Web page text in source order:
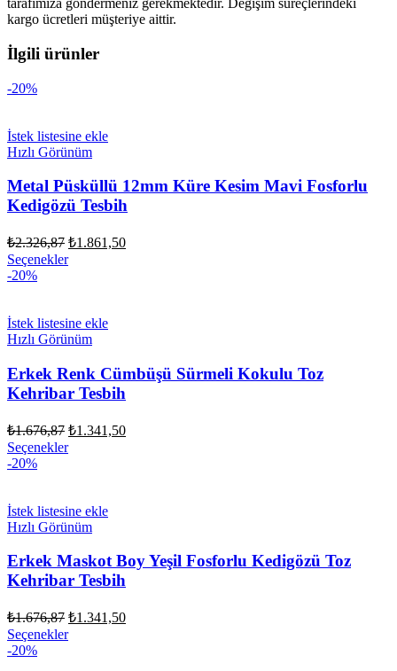
tarafımıza göndermeniz gerekmektedir. Değişim süreçlerindeki
kargo ücretleri müşteriye aittir.
İlgili ürünler
-20%
İstek listesine ekle
Hızlı Görünüm
Metal Püsküllü 12mm Küre Kesim Mavi Fosforlu
Kedigözü Tesbih
₺2.326,87 Orijinal
fiyat:
₺1.861,50Şu
Seçenekler
-20%
İstek listesine ekle
Hızlı Görünüm
Erkek Renk Cümbüşü Sürmeli Kokulu Toz
Kehribar Tesbih
₺1.676,87 Orijinal
fiyat:
₺1.341,50Şu
Seçenekler
-20%
İstek listesine ekle
Hızlı Görünüm
Erkek Maskot Boy Yeşil Fosforlu Kedigözü Toz
Kehribar Tesbih
₺1.676,87 Orijinal
fiyat:
₺1.341,50Şu
Seçenekler
-20%